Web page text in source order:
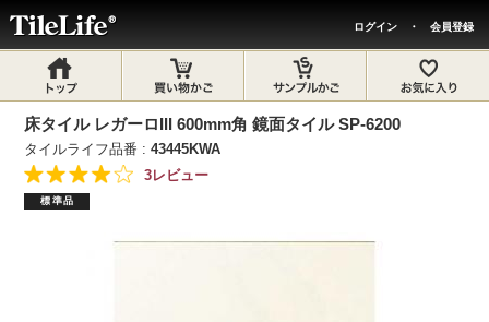
ログイン ・ 会員登録
床タイル レガーロIII 600mm角 鏡面タイル SP-6200
タイルライフ品番 :43445KWA
3レビュー
標準品